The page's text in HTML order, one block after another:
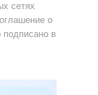
сетях
о
подписано в